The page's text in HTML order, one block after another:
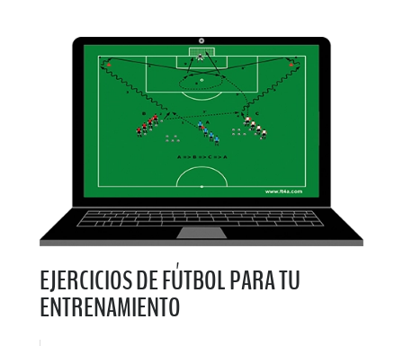
EJERCICIOS DE FÚTBOL PARA TU
ENTRENAMIENTO